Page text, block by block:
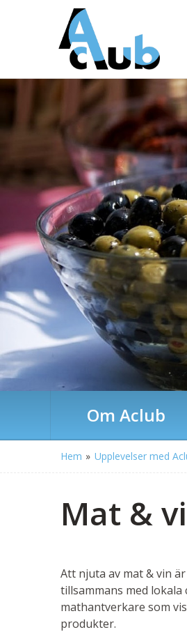
Om Aclub
Hem » Upplevelser med
Mat &
Att njuta av mat & vin
tillsammans med
mathantverkare som
produkter.